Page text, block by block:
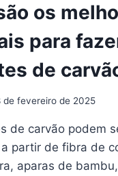
os
para
de
de fevereiro de 2025
de carvão podem
partir de fibra de
aparas de